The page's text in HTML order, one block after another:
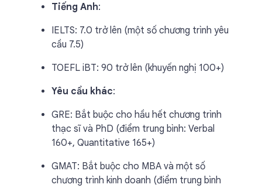
Tiếng Anh:
IELTS: 7.0 trở lên (một số chương trình yêu
cầu 7.5)
TOEFL iBT: 90 trở lên (khuyến nghị 100+)
Yêu cầu khác:
GRE: Bắt buộc cho hầu hết chương trình
thạc sĩ và PhD (điểm trung bình: Verbal
160+, Quantitative 165+)
GMAT: Bắt buộc cho MBA và một số
chương trình kinh doanh (điểm trung bình